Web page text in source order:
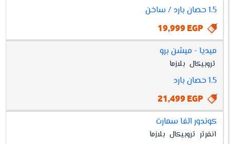
1.5 حصان بارد / ساخن
19,999 EGP
ميديا - ميشن برو
تروبيكال بلازما
1.5 حصان بارد
21,499 EGP
كوندور الفا سمارت
انفرتر تروبيكال بلازما